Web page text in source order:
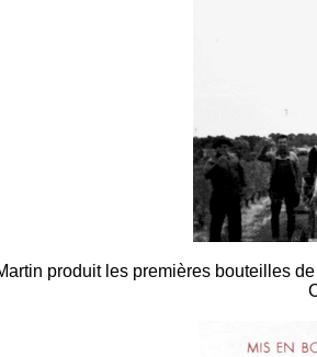
produit les premières bouteilles